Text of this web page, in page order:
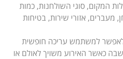
המקום, סוגי השולחנות, כמות
מעברים, אזורי שירות, בטיחות
לאפשר למשתמש עריכה חופשית
כאשר האירוע משויך לאולם או